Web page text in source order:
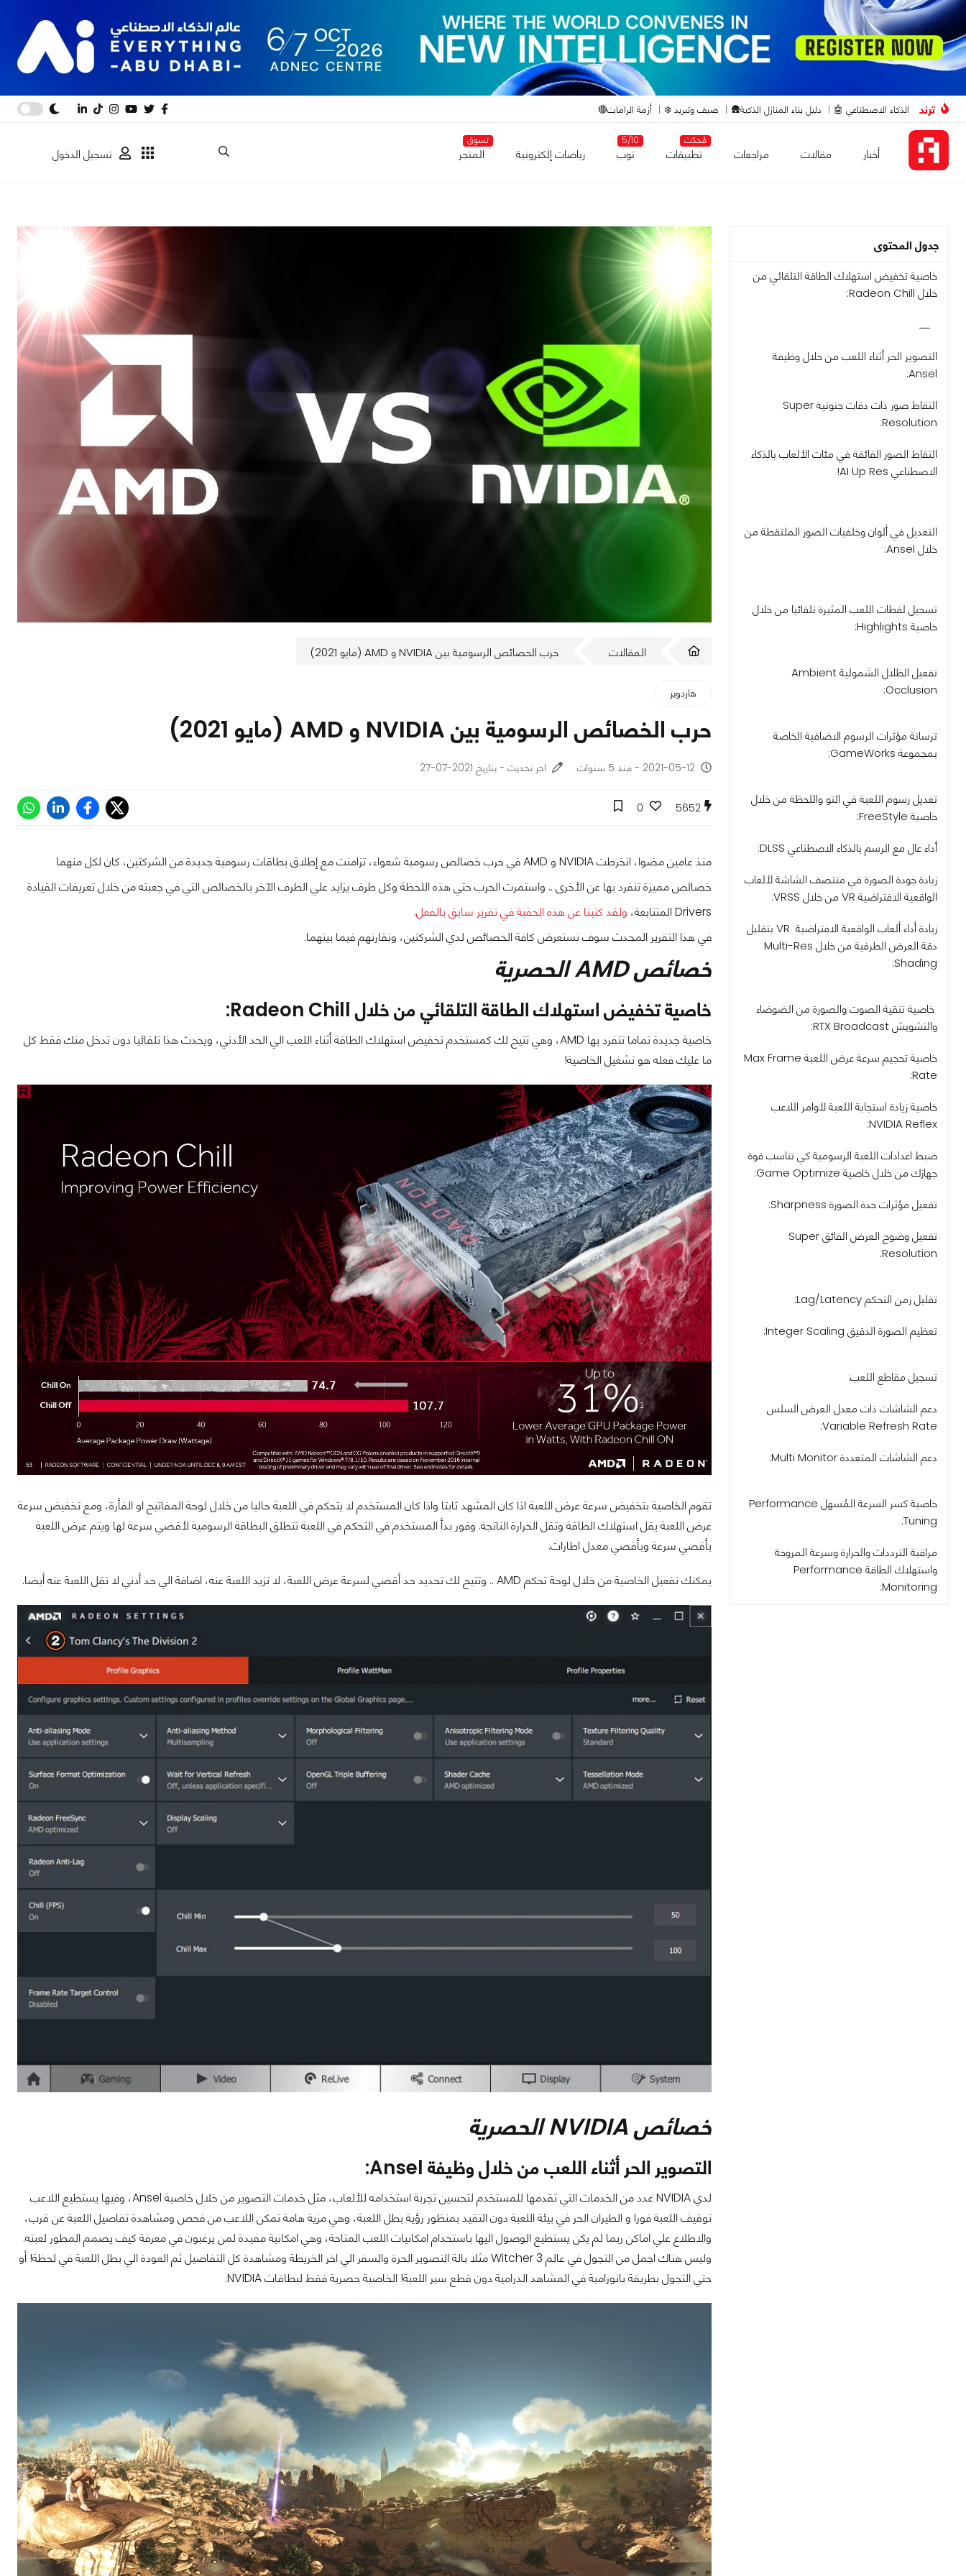
ترند الذكاء الاصطناعي 🤖 دليل بناء المنازل الذكية🛖 صيف وتبريد ❄️ أزمة الرامات🔴
أخبار مقالات مراجعات
مُحدّث
تطبيقات
5/10
توب رياضات إلكترونية
تسوق
المتجر تسجيل الدخول
جدول المحتوى
خاصية تخفيض استهلاك الطاقة التلقائي من
خلال Radeon Chill:
التصوير الحر أثناء اللعب من خلال وظيفة
Ansel:
التقاط صور ذات دقات جنونية Super
Resolution:
التقاط الصور الفائقة في مئات الألعاب بالذكاء
الاصطناعي AI Up Res!
التعديل في ألوان وخلفيات الصور الملتقطة من
خلال Ansel:
تسجيل لقطات اللعب المثيرة تلقائيا من خلال
خاصية Highlights:
تفعيل الظلال الشمولية Ambient
Occlusion:
ترسانة مؤثرات الرسوم الاضافية الخاصة
بمجموعة GameWorks:
تعديل رسوم اللعبة في التو واللحظة من خلال
خاصية FreeStyle:
أداء عال مع الرسم بالذكاء الاصطناعي DLSS:
زيادة جودة الصورة في منتصف الشاشة لألعاب
الواقعية الافتراضية VR من خلال VRSS:
زيادة أداء ألعاب الواقعية الافتراضية VR بتقليل
دقة العرض الطرفية من خلال Multi-Res
Shading:
خاصية تنقية الصوت والصورة من الضوضاء
والتشويش RTX Broadcast:
خاصية تحجيم سرعة عرض اللعبة Max Frame
Rate:
خاصية زيادة استجابة اللعبة لأوامر اللاعب
NVIDIA Reflex:
ضبط اعدادات اللعبة الرسومية كي تناسب قوة
جهازك من خلال خاصية Game Optimize:
تفعيل مؤثرات حدة الصورة Sharpness:
تفعيل وضوح العرض الفائق Super
Resolution:
تقليل زمن التحكم Lag/Latency:
تعظيم الصورة الدقيق Integer Scaling:
تسجيل مقاطع اللعب:
دعم الشاشات ذات معدل العرض السلس
Variable Refresh Rate:
دعم الشاشات المتعددة Multi Monitor:
خاصية كسر السرعة المُسهل Performance
Tuning:
مراقبة الترددات والحرارة وسرعة المروحة
واستهلاك الطاقة Performance
Monitoring:
المقالات حرب الخصائص الرسومية بين NVIDIA و AMD (مايو 2021)
هاردوير
حرب الخصائص الرسومية بين NVIDIA و AMD (مايو 2021)
2021-05-12 - منذ 5 سنوات اخر تحديث - بتاريخ 2021-07-27
5652
0
منذ عامين مضوا، انخرطت NVIDIA و AMD في حرب خصائص رسومية شعواء، تزامنت مع إطلاق بطاقات رسومية جديدة من الشركتين، كان لكل منهما
خصائص مميزة تنفرد بها عن الأخرى .. واستمرت الحرب حتي هذه اللحظة وكل طرف يزايد علي الطرف الآخر بالخصائص التي في جعبته من خلال تعريفات القيادة
Drivers المتتابعة،
ولقد كتبنا عن هذه الحقبة في تقرير سابق بالفعل.
في هذا التقرير المحدث سوف نستعرض كافة الخصائص لدي الشركتين، ونقارنهم فيما بينهما.
خصائص AMD الحصرية
خاصية تخفيض استهلاك الطاقة التلقائي من خلال Radeon Chill:
خاصية جديدة تماما تتفرد بها AMD، وهي تتيح لك كمستخدم تخفيض استهلاك الطاقة أثناء اللعب الي الحد الأدني، ويحدث هذا تلقائيا دون تدخل منك فقط كل
ما عليك فعله هو تشغيل الخاصية!
تقوم الخاصية بتخفيض سرعة عرض اللعبة اذا كان المشهد ثابتا واذا كان المستخدم لا يتحكم في اللعبة حاليا من خلال لوحة المفاتيح او الفأرة، ومع تخفيض سرعة
عرض اللعبة يقل استهلاك الطاقة وتقل الحرارة الناتجة. وفور بدأ المستخدم في التحكم في اللعبة تنطلق البطاقة الرسومية لأقصي سرعة لها ويتم عرض اللعبة
بأقصي سرعة وبأقصي معدل اطارات.
يمكنك تفعيل الخاصية من خلال لوحة تحكم AMD .. وتتيح لك تحديد حد أقصي لسرعة عرض اللعبة، لا تزيد اللعبة عنه، اضافة الي حد أدني لا تقل اللعبة عنه أيضا.
خصائص NVIDIA الحصرية
التصوير الحر أثناء اللعب من خلال وظيفة Ansel:
لدي NVIDIA عدد من الخدمات التي تقدمها للمستخدم لتحسين تجربة استخدامه للألعاب، مثل خدمات التصوير من خلال خاصية Ansel، وفيها يستطيع اللاعب
توقيف اللعبة فورا و الطيران الحر في بيئة اللعبة دون التقيد بمنظور رؤية بطل اللعبة، وهي مزية هامة تمكن اللاعب من فحص ومشاهدة تفاصيل اللعبة عن قرب،
والاطلاع علي اماكن ربما لم يكن يستطيع الوصول اليها باستخدام امكانيات اللعب المتاحة، وهي امكانية مفيدة لمن يرغبون في معرفة كيف يصمم المطور لعبته.
وليس هناك اجمل من التجول في عالم Witcher 3 مثلا بالة التصوير الحرة والسفر الي اخر الخريطة ومشاهدة كل التفاصيل ثم العودة الي بطل اللعبة في لحظة! أو
حتي التجول بطريقة بانورامية في المشاهد الدرامية دون قطع سير اللعبة! الخاصية حصرية فقط لبطاقات NVIDIA.